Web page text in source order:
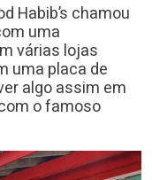
Habib’s chamou
uma
várias lojas
uma placa de
algo assim em
o famoso